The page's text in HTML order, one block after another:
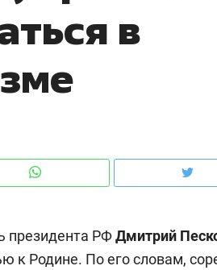
в
президента РФДмитрий
к Родине. По его словам,
клиентах и